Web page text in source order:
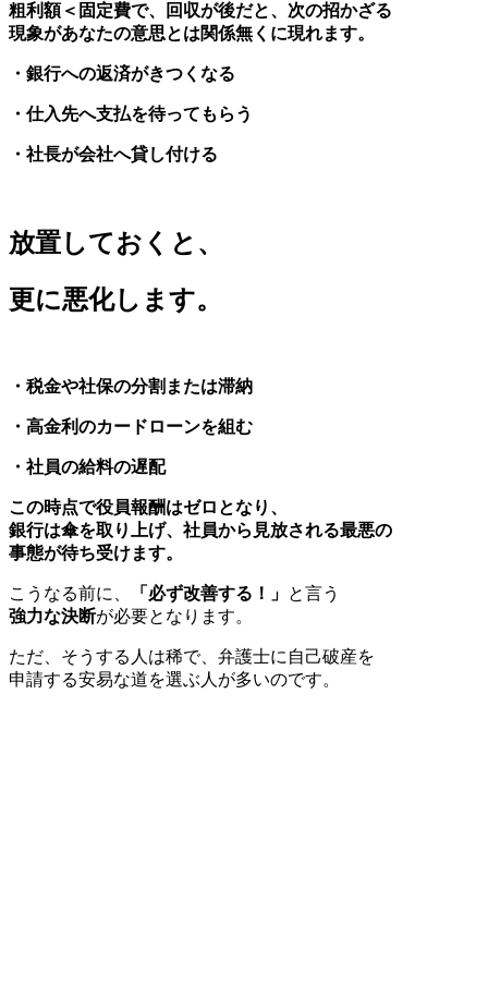
粗利額＜固定費で、回収が後だと、次の招かざる
現象があなたの意思とは関係無くに現れます。
・銀行への返済がきつくなる
・仕入先へ支払を待ってもらう
・社長が会社へ貸し付ける
放置しておくと、
更に悪化します。
・税金や社保の分割または滞納
・高金利のカードローンを組む
・社員の給料の遅配
この時点で役員報酬はゼロとなり、
銀行は傘を取り上げ、社員から見放される最悪の
事態が待ち受けます。
こうなる前に、 「必ず改善する！」 と言う
強力な決断が必要となります。
ただ、そうする人は稀で、弁護士に自己破産を
申請する安易な道を選ぶ人が多いのです。